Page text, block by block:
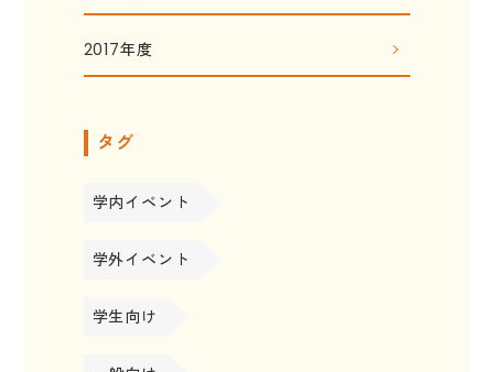
2017年度
タグ
学内イベント
学外イベント
学生向け